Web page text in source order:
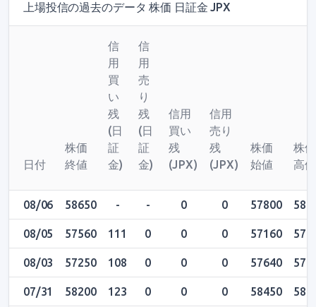
上場投信の過去のデータ 株価 日証金 JPX
日付
株価
終値
信
用
買
い
残
(日
証
金)
信
用
売
り
残
(日
証
金)
信用
買い
残
(JPX)
信用
売り
残
(JPX)
株価
始値
株価
高値
08/06 58650 - - 0 0 57800
08/05 57560 111 0 0 0 57160
08/03 57250 108 0 0 0 57640
07/31 58200 123 0 0 0 58450